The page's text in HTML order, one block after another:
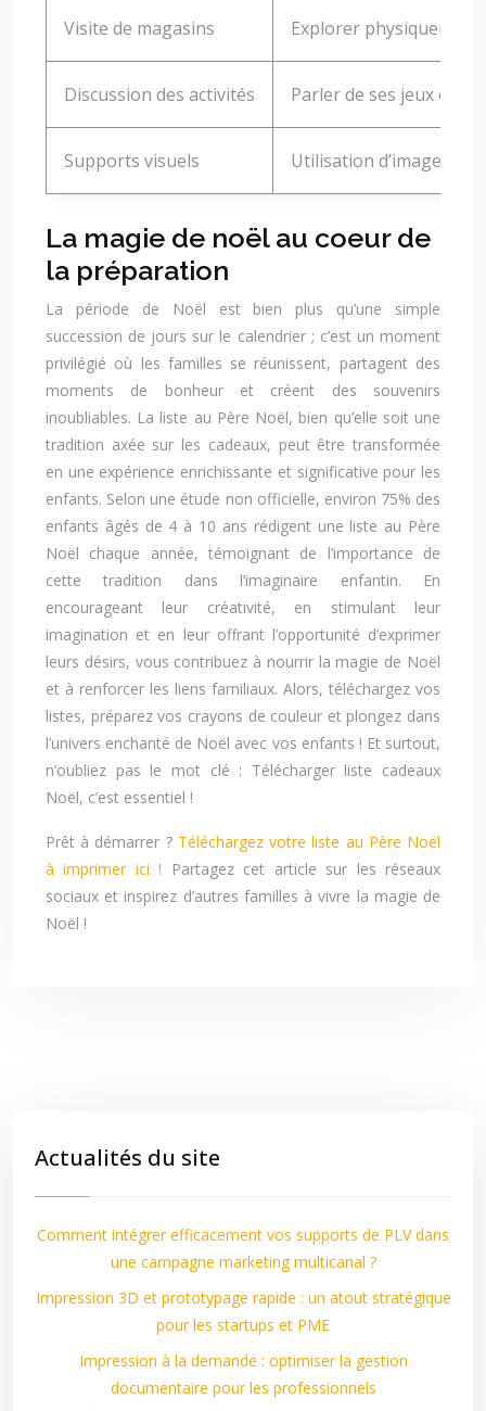
Visite de magasins Explorer
Discussion des activités Parler de ses jeux et
Supports visuels Utilisation d’images et
La magie de noël au coeur de
la préparation
La période de Noël est bien plus qu’une simple
succession de jours sur le calendrier ; c’est un moment
privilégié où les familles se réunissent, partagent des
moments de bonheur et créent des souvenirs
inoubliables. La liste au Père Noël, bien qu’elle soit une
tradition axée sur les cadeaux, peut être transformée
en une expérience enrichissante et significative pour les
enfants. Selon une étude non officielle, environ 75% des
enfants âgés de 4 à 10 ans rédigent une liste au Père
Noël chaque année, témoignant de l’importance de
cette tradition dans l’imaginaire enfantin. En
encourageant leur créativité, en stimulant leur
imagination et en leur offrant l’opportunité d’exprimer
leurs désirs, vous contribuez à nourrir la magie de Noël
et à renforcer les liens familiaux. Alors, téléchargez vos
listes, préparez vos crayons de couleur et plongez dans
l’univers enchanté de Noël avec vos enfants ! Et surtout,
n’oubliez pas le mot clé : Télécharger liste cadeaux
Noël, c’est essentiel !
Prêt à démarrer ? Téléchargez votre liste au Père Noël
à imprimer ici !
Partagez cet article sur les réseaux
sociaux et inspirez d’autres familles à vivre la magie de
Noël !
Actualités du site
Comment intégrer efficacement vos supports de PLV dans
une campagne marketing multicanal ?
Impression 3D et prototypage rapide : un atout stratégique
pour les startups et PME
Impression à la demande : optimiser la gestion
documentaire pour les professionnels